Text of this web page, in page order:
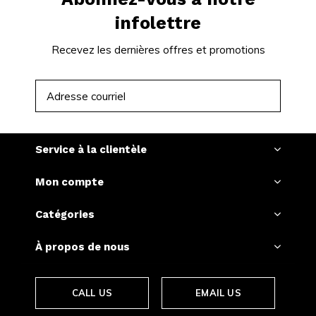
infolettre
Recevez les dernières offres et promotions
Service à la clientèle
Mon compte
Catégories
À propos de nous
CALL US EMAIL US